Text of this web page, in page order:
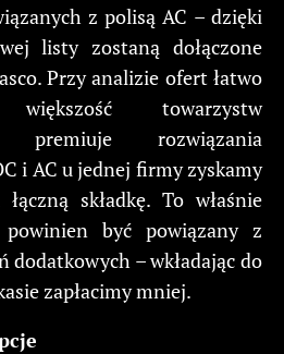
z polisą AC – dzięki
listy zostaną dołączone
Przy analizie ofert łatwo
towarzystw
premiuje rozwiązania
i AC u jednej firmy zyskamy
składkę. To właśnie
być powiązany z
dodatkowych – wkładając do
zapłacimy mniej.